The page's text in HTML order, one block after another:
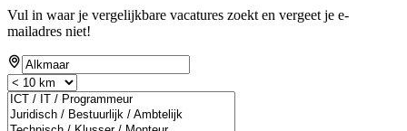
Vul in waar je vergelijkbare vacatures zoekt en vergeet je e-
mailadres niet!